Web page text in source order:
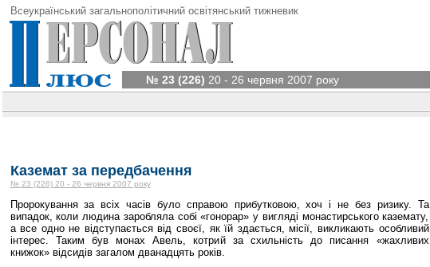
Всеукраїнський загальнополітичний освітянський тижневик
№ 23 (226) 20 - 26 червня 2007 року
Каземат за передбачення
№ 23 (226) 20 - 26 червня 2007 року
Пророкування за всіх часів було справою прибутковою, хоч і не без ризику. Та
випадок, коли людина заробляла собі «гонорар» у вигляді монастирського каземату,
а все одно не відступається від своєї, як їй здається, місії, викликають особливий
інтерес. Таким був монах Авель, котрий за схильність до писання «жахливих
книжок» відсидів загалом дванадцять років.